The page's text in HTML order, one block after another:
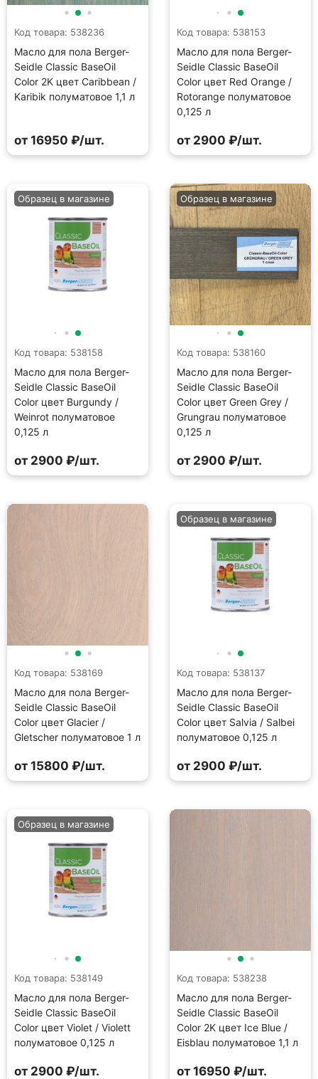
Код товара: 538236
Масло для пола Berger-
Seidle Classic BaseOil
Color 2K цвет Caribbean /
Karibik полуматовое 1,1 л
от 16950 ₽/шт.
Код товара: 538153
Масло для пола Berger-
Seidle Classic BaseOil
Color цвет Red Orange /
Rotorange полуматовое
0,125 л
от 2900 ₽/шт.
Код товара: 538158
Масло для пола Berger-
Seidle Classic BaseOil
Color цвет Burgundy /
Weinrot полуматовое
0,125 л
Образец в магазине
от 2900 ₽/шт.
Код товара: 538160
Масло для пола Berger-
Seidle Classic BaseOil
Color цвет Green Grey /
Grungrau полуматовое
0,125 л
Образец в магазине
от 2900 ₽/шт.
Код товара: 538169
Масло для пола Berger-
Seidle Classic BaseOil
Color цвет Glacier /
Gletscher полуматовое 1 л
от 15800 ₽/шт.
Код товара: 538137
Масло для пола Berger-
Seidle Classic BaseOil
Color цвет Salvia / Salbei
полуматовое 0,125 л
Образец в магазине
от 2900 ₽/шт.
Код товара: 538149
Масло для пола Berger-
Seidle Classic BaseOil
Color цвет Violet / Violett
полуматовое 0,125 л
Образец в магазине
от 2900 ₽/шт.
Код товара: 538238
Масло для пола Berger-
Seidle Classic BaseOil
Color 2K цвет Ice Blue /
Eisblau полуматовое 1,1 л
от 16950 ₽/шт.